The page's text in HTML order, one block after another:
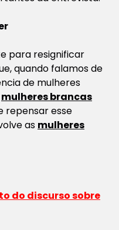
para resignificar
quando falamos de
de mulheres
mulheres brancas
repensar esse
as mulheres
do discurso sobre